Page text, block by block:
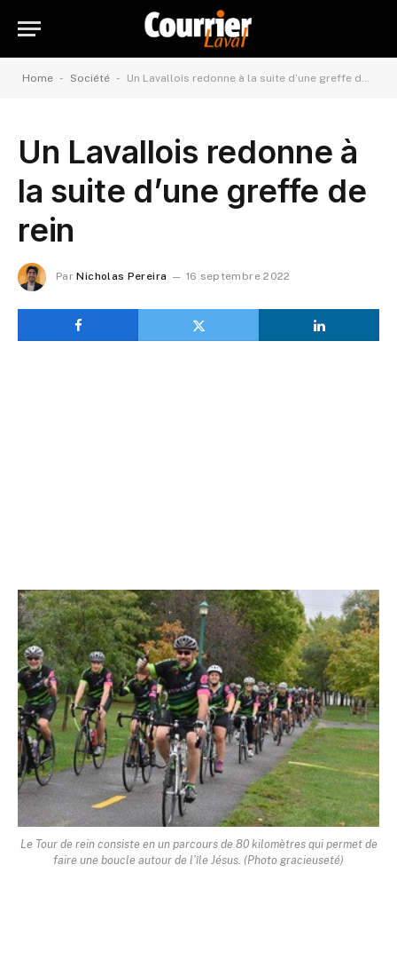
Home - Société - Un Lavallois redonne à la suite d’une greffe de rein
Un Lavallois redonne à
la suite d’une greffe de
rein
Par Nicholas Pereira 16 septembre 2022
Le Tour de rein consiste en un parcours de 80 kilomètres qui permet de
faire une boucle autour de l’île Jésus. (Photo gracieuseté)